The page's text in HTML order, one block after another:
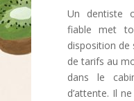
Un dentiste
fiable met
disposition de
de tarifs au
dans le
d’attente. Il